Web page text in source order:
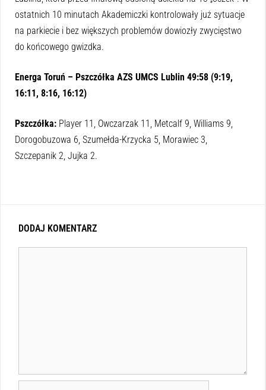
ostatnich 10 minutach Akademiczki kontrolowały już sytuacje
na parkiecie i bez większych problemów dowiozły zwycięstwo
do końcowego gwizdka.
Energa Toruń – Pszczółka AZS UMCS Lublin 49:58 (9:19,
16:11, 8:16, 16:12)
Pszczółka: Player 11, Owczarzak 11, Metcalf 9, Williams 9,
Dorogobuzowa 6, Szumełda-Krzycka 5, Morawiec 3,
Szczepanik 2, Jujka 2.
DODAJ KOMENTARZ